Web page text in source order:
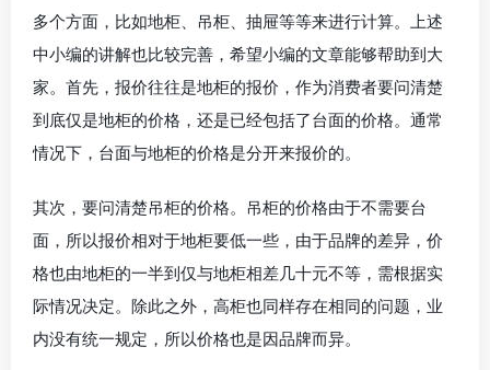
多个方面，比如地柜、吊柜、抽屉等等来进行计算。上述
中小编的讲解也比较完善，希望小编的文章能够帮助到大
家。首先，报价往往是地柜的报价，作为消费者要问清楚
到底仅是地柜的价格，还是已经包括了台面的价格。通常
情况下，台面与地柜的价格是分开来报价的。
其次，要问清楚吊柜的价格。吊柜的价格由于不需要台
面，所以报价相对于地柜要低一些，由于品牌的差异，价
格也由地柜的一半到仅与地柜相差几十元不等，需根据实
际情况决定。除此之外，高柜也同样存在相同的问题，业
内没有统一规定，所以价格也是因品牌而异。